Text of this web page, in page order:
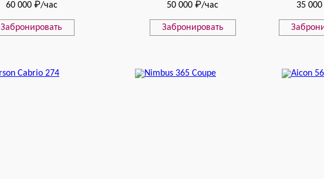
60 000 ₽/час
Забронировать
50 000 ₽/час
Забронировать
35